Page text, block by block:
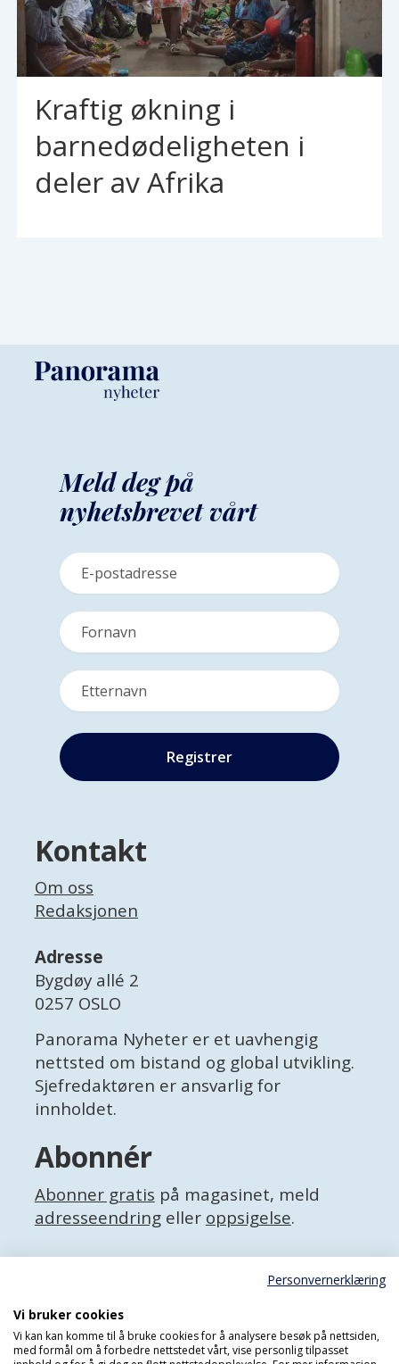
Kraftig økning i
barnedødeligheten i
deler av Afrika
Meld deg på
nyhetsbrevet vårt
Kontakt
Om oss
Redaksjonen
Adresse
Bygdøy allé 2
0257 OSLO
Panorama Nyheter er et uavhengig
nettsted om bistand og global utvikling.
Sjefredaktøren er ansvarlig for
innholdet.
Abonnér
Abonner gratis på magasinet, meld
adresseendringeller oppsigelse.
Facebook
Personvernerklæring
Personvernerklæring
Vi bruker cookies
Vi kan kan komme til å bruke cookies for å analysere besøk på nettsiden,
med formål om å forbedre nettstedet vårt, vise personlig tilpasset